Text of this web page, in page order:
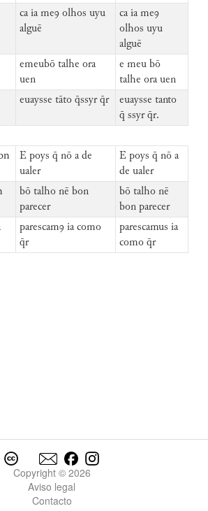
ca ia meꝯ olhos uyu
alguē
ca ia meꝯ
olhos uyu
alguē
emeubō talhe ora
uen
e meu bō
talhe ora uen
euaysse tāto q̄ssyr q̄r
euaysse tanto
q̄ ssyr q̄r.
E poys q̄ nō a de
ualer
E poys q̄ nō a
de ualer
bō talho nē bon
parecer
bō talho nē
bon parecer
parescamꝯ ia como
q̄r
parescamus ia
como q̄r
Copyright © 2026
Aviso legal
Contacto